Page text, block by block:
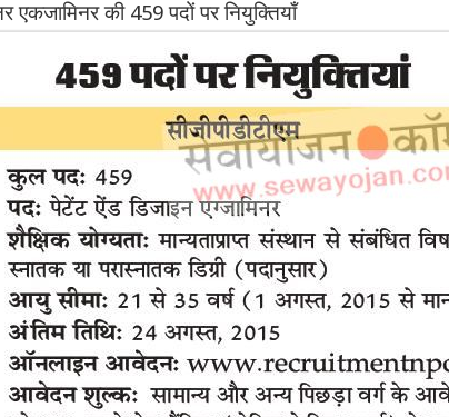
एकजामिनर की 459 पदों पर नियुक्तियाँ